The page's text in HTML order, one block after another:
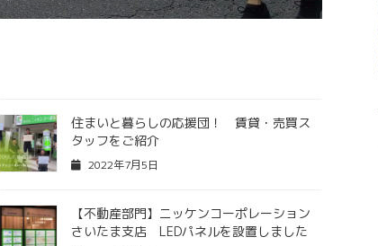
住まいと暮らしの応援団！ 賃貸・売買ス
タッフをご紹介
2022年7月5日
【不動産部門】ニッケンコーポレーション
さいたま支店 LEDパネルを設置しました